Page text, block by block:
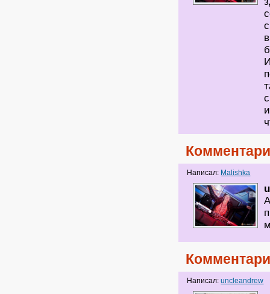
Написал: Malishka
Написал:uncleandrew